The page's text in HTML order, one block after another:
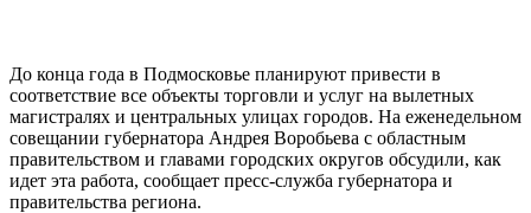
До конца года в Подмосковье планируют привести в
соответствие все объекты торговли и услуг на вылетных
магистралях и центральных улицах городов. На еженедельном
совещании губернатора Андрея Воробьева с областным
правительством и главами городских округов обсудили, как
идет эта работа, сообщает пресс-служба губернатора и
правительства региона.